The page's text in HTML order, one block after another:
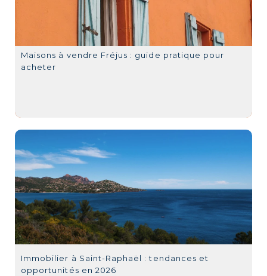
Maisons à vendre Fréjus : guide pratique pour
acheter
Immobilier à Saint-Raphaël : tendances et
opportunités en 2026